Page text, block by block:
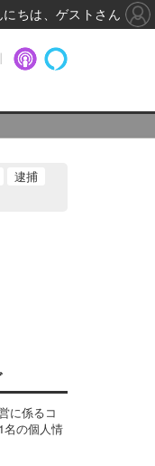
逮捕
に係るコ
名の個人情
にちは、ゲストさん